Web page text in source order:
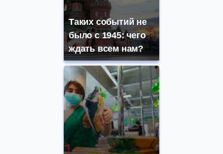
Таких событий не
было с 1945: чего
ждать всем нам?